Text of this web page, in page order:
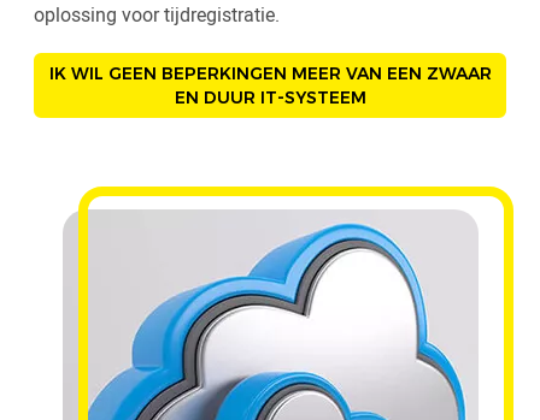
oplossing voor tijdregistratie.
IK WIL GEEN BEPERKINGEN MEER VAN EEN ZWAAR
EN DUUR IT-SYSTEEM